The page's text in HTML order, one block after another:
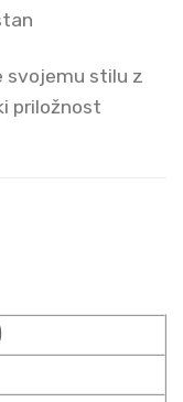
svojemu stilu z
priložnost